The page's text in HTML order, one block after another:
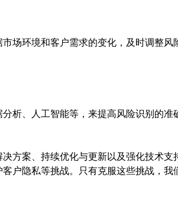
场环境和客户需求的变化，及时调整
析、人工智能等，来提高风险识别的
方案、持续优化与更新以及强化技术
户隐私等挑战。只有克服这些挑战，